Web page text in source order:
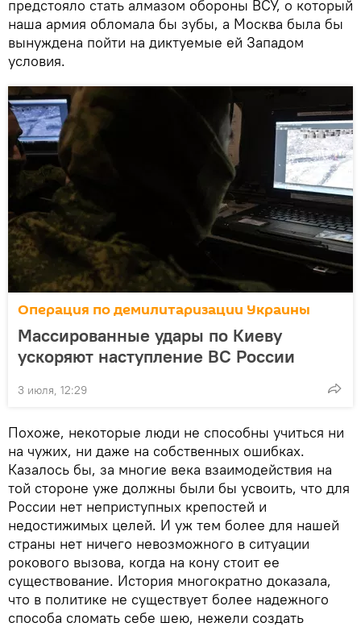
предстояло стать алмазом обороны ВСУ, о который
наша армия обломала бы зубы, а Москва была бы
вынуждена пойти на диктуемые ей Западом
условия.
Операция по демилитаризации Украины
Массированные удары по Киеву
ускоряют наступление ВС России
3 июля, 12:29
Похоже, некоторые люди не способны учиться ни
на чужих, ни даже на собственных ошибках.
Казалось бы, за многие века взаимодействия на
той стороне уже должны были бы усвоить, что для
России нет неприступных крепостей и
недостижимых целей. И уж тем более для нашей
страны нет ничего невозможного в ситуации
рокового вызова, когда на кону стоит ее
существование. История многократно доказала,
что в политике не существует более надежного
способа сломать себе шею, нежели создать